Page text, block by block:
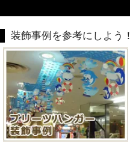
装飾事例を参考にしよう！